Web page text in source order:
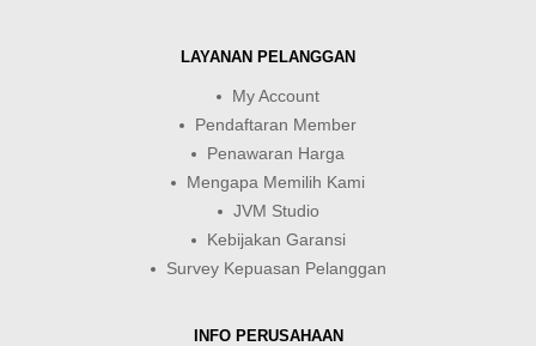
LAYANAN PELANGGAN
My Account
Pendaftaran Member
Penawaran Harga
Mengapa Memilih Kami
JVM Studio
Kebijakan Garansi
Survey Kepuasan Pelanggan
INFO PERUSAHAAN